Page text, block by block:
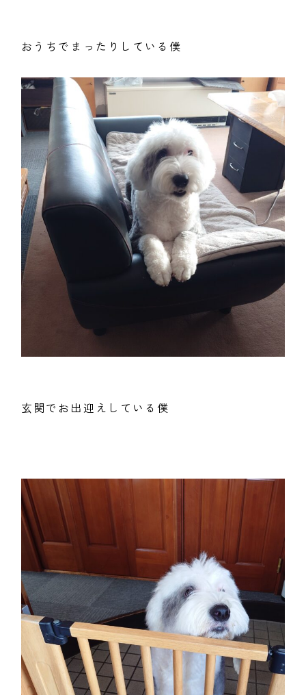
おうちでまったりしている僕
玄関でお出迎えしている僕